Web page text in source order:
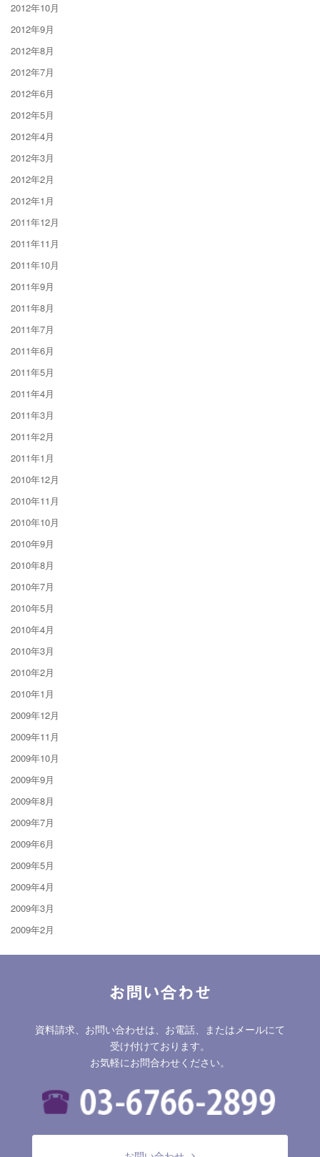
2012年10月
2012年9月
2012年8月
2012年7月
2012年6月
2012年5月
2012年4月
2012年3月
2012年2月
2012年1月
2011年12月
2011年11月
2011年10月
2011年9月
2011年8月
2011年7月
2011年6月
2011年5月
2011年4月
2011年3月
2011年2月
2011年1月
2010年12月
2010年11月
2010年10月
2010年9月
2010年8月
2010年7月
2010年5月
2010年4月
2010年3月
2010年2月
2010年1月
2009年12月
2009年11月
2009年10月
2009年9月
2009年8月
2009年7月
2009年6月
2009年5月
2009年4月
2009年3月
2009年2月
お問い合わせ
資料請求、お問い合わせは、お電話、またはメールにて
受け付けております。
お気軽にお問合わせください。